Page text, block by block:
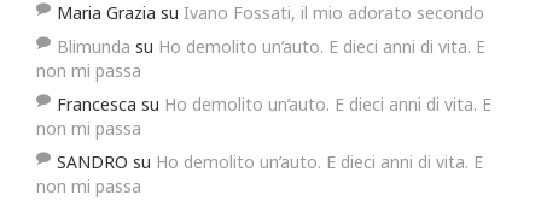
Maria Grazia su Ivano Fossati, il mio adorato secondo
Blimunda su Ho demolito un’auto. E dieci anni di vita. E
non mi passa
Francesca su Ho demolito un’auto. E dieci anni di vita. E
non mi passa
SANDRO su Ho demolito un’auto. E dieci anni di vita. E
non mi passa